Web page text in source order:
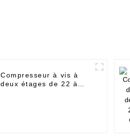
Compresseur à vis à
deux étages de 22 à